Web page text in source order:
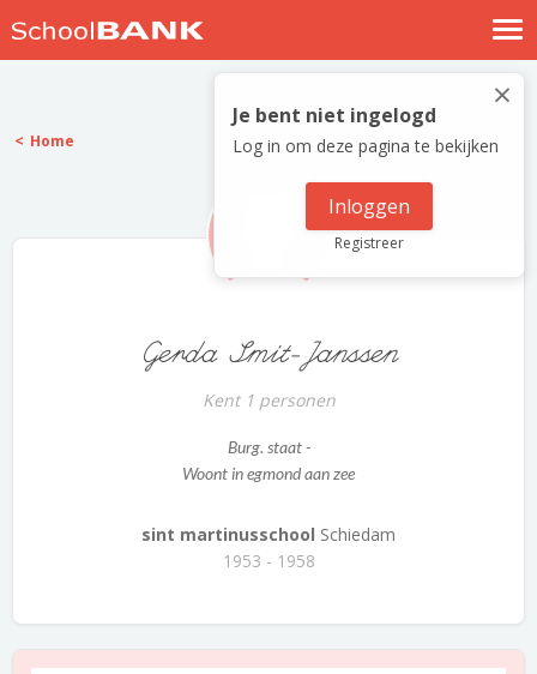
Nostalgische verhalen
Log in
Meld je gratis aan
×
Je bent niet ingelogd
Log in om deze pagina te bekijken
Inloggen
Registreer
Home
Gerda Smit-Janssen
Kent 1 personen
Burg. staat -
Woont in egmond aan zee
sint martinusschool Schiedam
1953 - 1958